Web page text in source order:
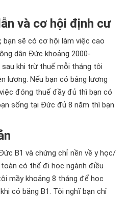
và cơ hội định cư
bạn sẽ có cơ hội làm việc cao
dân Đức khoảng 2000-
sau khi trừ thuế mỗi tháng tôi
lương. Nếu bạn có bảng lương
đóng thuế đầy đủ thì bạn có
sống tại Đức đủ 8 năm thì bạn
B1 và chứng chỉ nền về y học/
có thể đi học ngành điều
mầy khoảng 8 tháng để học
có bằng B1. Tôi nghĩ bạn chỉ